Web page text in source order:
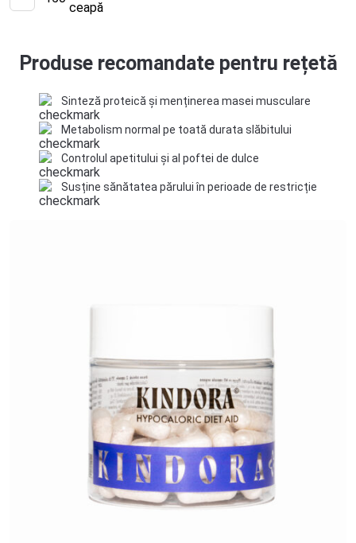
ceapă
Produse recomandate pentru rețetă
Sinteză proteică și menținerea masei musculare
Metabolism normal pe toată durata slăbitului
Controlul apetitului și al poftei de dulce
Susține sănătatea părului în perioade de restricție